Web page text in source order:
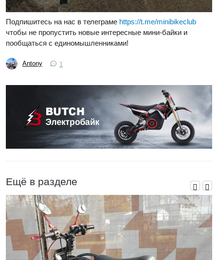
Подпишитесь на нас в телеграме https://t.me/minibikeclub
чтобы не пропустить новые интересные мини-байки и
пообщаться с единомышленниками!
Antony 1
Ещё в разделе